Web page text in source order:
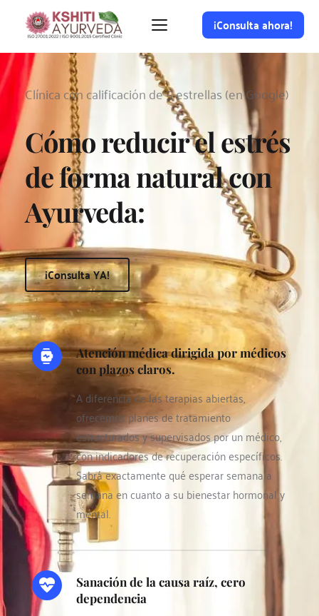
¡Consulta ahora!
Clínica con calificación de 5 estrellas (en Google)
Cómo reducir el estrés
de forma natural con
Ayurveda:
¡Consulta YA!
Atención médica dirigida por médicos
con plazos claros.
A diferencia de las terapias abiertas,
ofrecemos planes de tratamiento
estructurados y supervisados por un médico,
con indicadores de recuperación específicos.
Sabrá exactamente qué esperar semana a
semana en cuanto a su bienestar hormonal y
mental.
Sanación de la causa raíz, cero
dependencia